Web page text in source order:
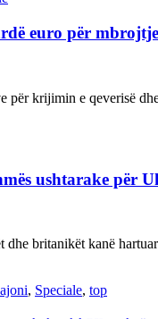
euro për mbrojtje
për krijimin e qeverisë
ushtarake për
dhe britanikët kanë
, Speciale, top